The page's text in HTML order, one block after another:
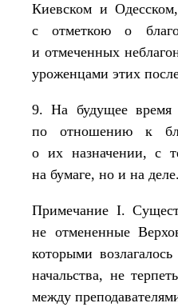
Киевском и
с отметкою о
и отмеченных
уроженцами этих
9. На будущее время
по отношению к
о их назначении, с
на бумаге, но и на деле.
Примечание I.
не отмененные
которыми
начальства, не
между